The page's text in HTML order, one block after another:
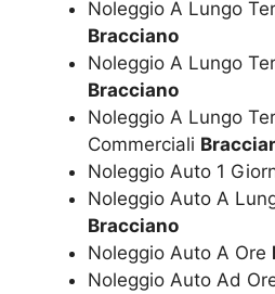
Noleggio A Lungo
Bracciano
Noleggio A Lungo
Bracciano
Noleggio A Lungo
Commerciali
Noleggio Auto 1
Noleggio Auto A
Bracciano
Noleggio Auto A Ore
Noleggio Auto Ad